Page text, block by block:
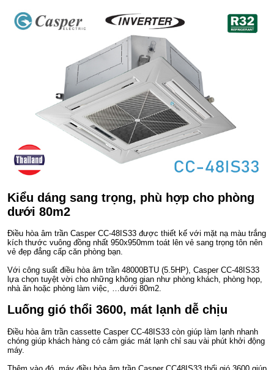
Kiểu dáng sang trọng, phù hợp cho phòng
dưới 80m2
Điều hòa âm trần Casper CC-48IS33 được thiết kế với mặt nạ màu trắng
kích thước vuông đồng nhất 950x950mm toát lên vẻ sang trọng tôn nên
vẻ đẹp đẳng cấp căn phòng bạn.
Với công suất điều hòa âm trần 48000BTU (5.5HP), Casper CC-48IS33
lựa chọn tuyệt vời cho những không gian như phòng khách, phòng họp,
nhà ăn hoặc phòng làm việc, …dưới 80m2.
Luống gió thổi 3600, mát lạnh dễ chịu
Điều hòa âm trần cassette Casper CC-48IS33 còn giúp làm lạnh nhanh
chóng giúp khách hàng có cảm giác mát lạnh chỉ sau vài phút khởi động
máy.